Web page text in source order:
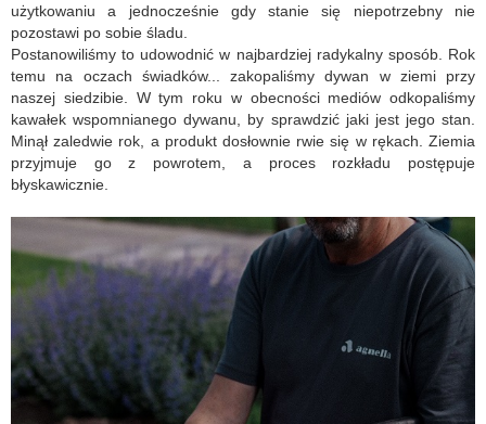
użytkowaniu a jednocześnie gdy stanie się niepotrzebny nie
pozostawi po sobie śladu.
Postanowiliśmy to udowodnić w najbardziej radykalny sposób. Rok
temu na oczach świadków... zakopaliśmy dywan w ziemi przy
naszej siedzibie. W tym roku w obecności mediów odkopaliśmy
kawałek wspomnianego dywanu, by sprawdzić jaki jest jego stan.
Minął zaledwie rok, a produkt dosłownie rwie się w rękach. Ziemia
przyjmuje go z powrotem, a proces rozkładu postępuje
błyskawicznie.